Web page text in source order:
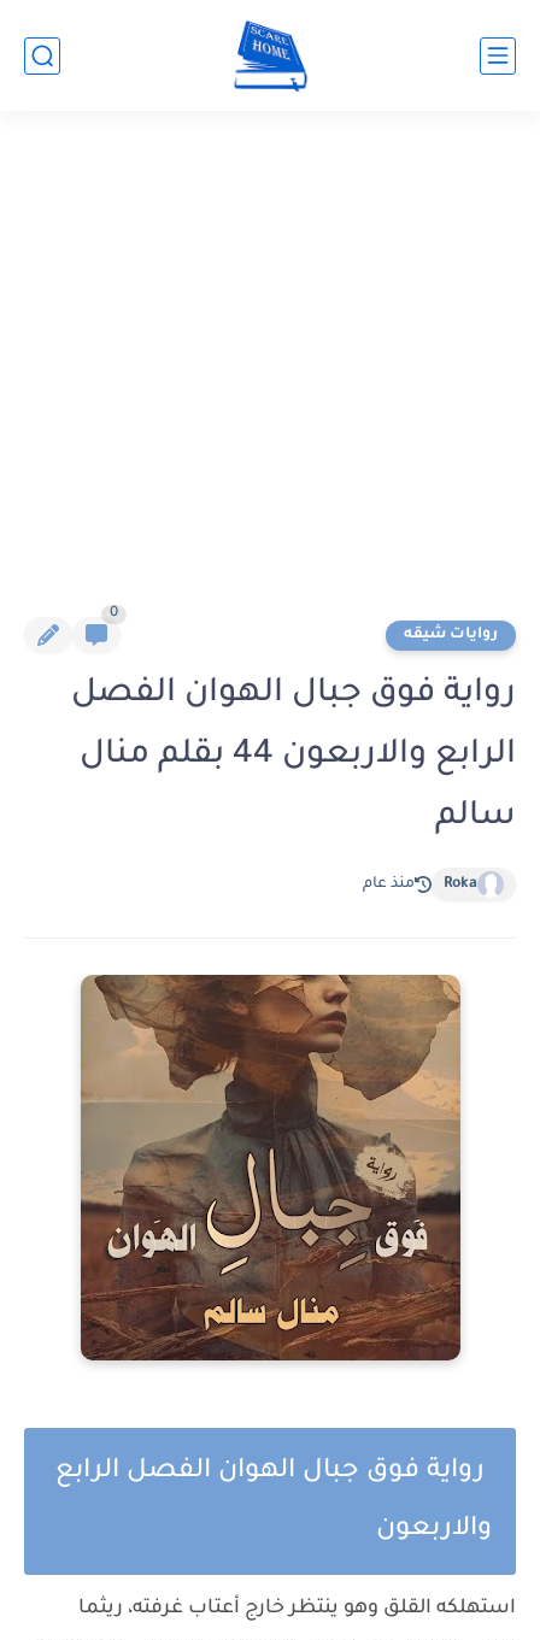
روايات شيقه
0
رواية فوق جبال الهوان الفصل
الرابع والاربعون 44 بقلم منال
سالم
Roka منذ عام
رواية فوق جبال الهوان الفصل الرابع
والاربعون
استهلكه القلق وهو ينتظر خارج أعتاب غرفته، ريثما